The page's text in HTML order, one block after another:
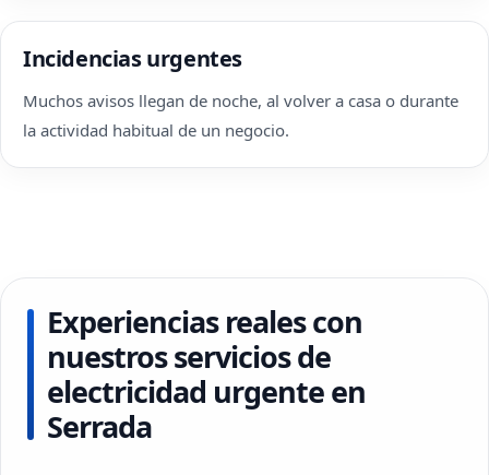
Incidencias urgentes
Muchos avisos llegan de noche, al volver a casa o durante
la actividad habitual de un negocio.
Experiencias reales con
nuestros servicios de
electricidad urgente en
Serrada